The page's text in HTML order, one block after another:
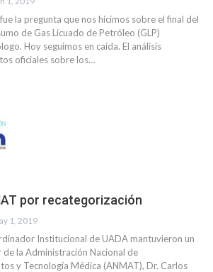
la pregunta que nos hicimos sobre el final del
de Gas Licuado de Petróleo (GLP)
Hoy seguimos en caída. El análisis
oficiales sobre los…
por recategorización
1, 2019
Institucional de UADA mantuvieron un
la Administración Nacional de
y Tecnología Médica (ANMAT), Dr. Carlos